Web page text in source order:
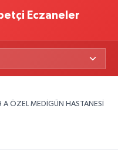
Eczaneler
ÖZEL MEDİGÜN HASTANESİ